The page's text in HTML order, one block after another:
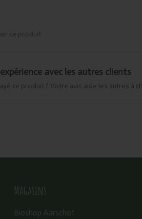
avec les autres clients
ce produit ? Votre avis aide les autres à
Magasins
Bioshop Aarschot